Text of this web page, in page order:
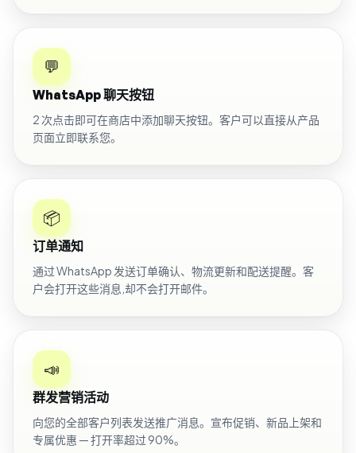
💬
WhatsApp 聊天按钮
2 次点击即可在商店中添加聊天按钮。客户可以直接从产品
页面立即联系您。
📦
订单通知
通过 WhatsApp 发送订单确认、物流更新和配送提醒。客
户会打开这些消息,却不会打开邮件。
📣
群发营销活动
向您的全部客户列表发送推广消息。宣布促销、新品上架和
专属优惠 — 打开率超过 90%。